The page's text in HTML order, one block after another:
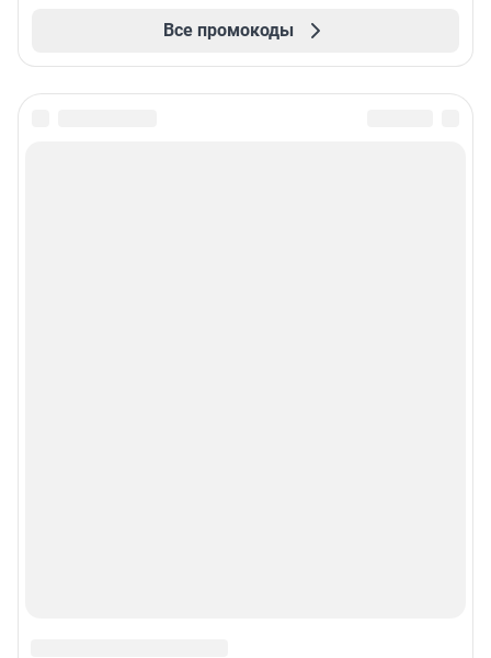
Все промокоды